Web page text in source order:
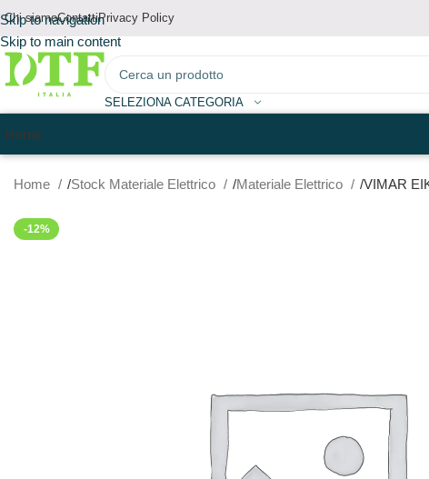
Skip to navigation
Skip to main content
Chi siamoContattiPrivacy Policy
SELEZIONA CATEGORIA
Home
Home Stock Materiale Elettrico Materiale Elettrico VIMAR
-12%